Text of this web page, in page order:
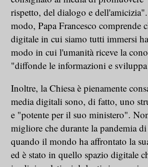
rispetto, del dialogo e
modo, Papa Francesco comprende
digitale in cui siamo tutti immersi
modo in cui l'umanità riceve la
"diffonde le informazioni e
Inoltre, la Chiesa è pienamente
media digitali sono, di fatto, uno
e "potente per il suo ministero".
migliore che durante la pandemia
quando il mondo ha affrontato la
ed è stato in quello spazio digitale